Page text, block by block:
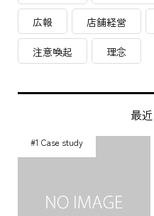
人事労務 企画・イ
広報 店舗経営
注意喚起 理念
#1 Case study